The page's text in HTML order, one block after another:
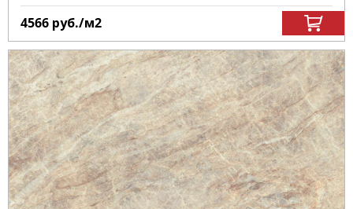
4566 руб./м2